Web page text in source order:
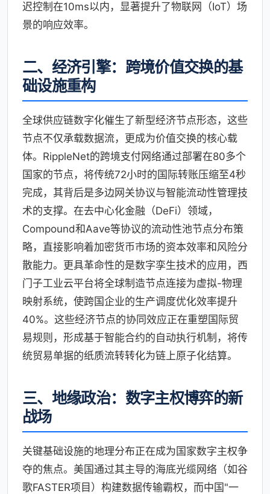
迟控制在10ms以内，显著提升了物联网（IoT）场
景的响应效率。
二、经济引擎：跨境价值交换的基
础设施重构
全球供应链数字化催生了新型经济节点形态，这些
节点不仅承载数据流，更成为价值交换的核心载
体。RippleNet的跨境支付网络通过部署在80多个
国家的节点，将传统72小时的国际转账压缩至4秒
完成，其背后是多边网关协议与智能流动性管理技
术的支撑。在去中心化金融（DeFi）领域，
Compound和Aave等协议的流动性池节点分布策
略，直接影响着加密货币市场的资本效率和风险分
散能力。更具革命性的是数字孪生技术的应用，西
门子工业云平台将全球制造节点连接为虚拟-物理
映射系统，使跨国企业的生产调度优化效率提升
40%。这些经济节点的协同效应正在重塑国际贸
易规则，形成基于智能合约的自动执行机制，将传
统贸易单据的纸质流转转化为链上原子化结算。
三、地缘政治：数字主权博弈的新
战场
关键基础设施的地理分布正在成为国家数字主权争
夺的焦点。美国通过其主导的海底光缆网络（如谷
歌FASTER项目）构建数据传输霸权，而中国"一